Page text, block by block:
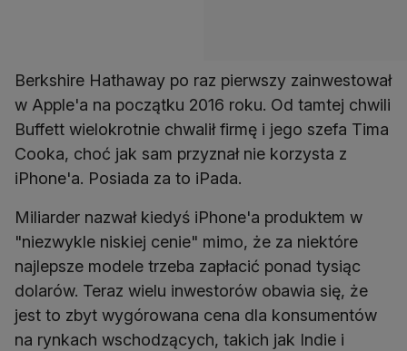
Berkshire Hathaway po raz pierwszy zainwestował
w Apple'a na początku 2016 roku. Od tamtej chwili
Buffett wielokrotnie chwalił firmę i jego szefa Tima
Cooka, choć jak sam przyznał nie korzysta z
iPhone'a. Posiada za to iPada.
Miliarder nazwał kiedyś iPhone'a produktem w
"niezwykle niskiej cenie" mimo, że za niektóre
najlepsze modele trzeba zapłacić ponad tysiąc
dolarów. Teraz wielu inwestorów obawia się, że
jest to zbyt wygórowana cena dla konsumentów
na rynkach wschodzących, takich jak Indie i